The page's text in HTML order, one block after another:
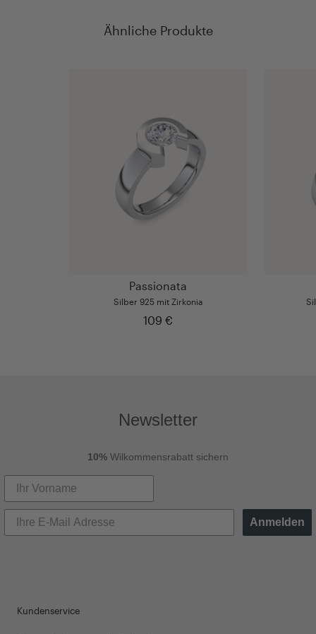
Ähnliche Produkte
Passionata
Silber 925 mit Zirkonia
109 €
Newsletter
10% Wilkommensrabatt sichern
Anmelden
Kundenservice